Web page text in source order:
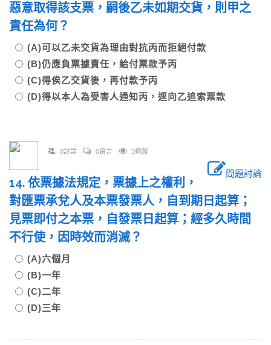
惡意取得該支票，嗣後乙未如期交貨，則甲之
責任為何？
(A)可以乙未交貨為理由對抗丙而拒絕付款
(B)仍應負票據責任，給付票款予丙
(C)得俟乙交貨後，再付款予丙
(D)得以本人為受害人通知丙，逕向乙追索票款
0討論 0留言 3追蹤
問題討論
14. 依票據法規定，票據上之權利，
對匯票承兌人及本票發票人，自到期日起算；
見票即付之本票，自發票日起算；經多久時間
不行使，因時效而消滅？
(A)六個月
(B)一年
(C)二年
(D)三年